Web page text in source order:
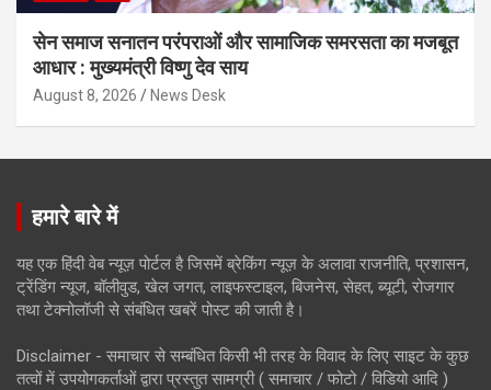
सेन समाज सनातन परंपराओं और सामाजिक समरसता का मजबूत
आधार : मुख्यमंत्री विष्णु देव साय
August 8, 2026 News Desk
हमारे बारे में
यह एक हिंदी वेब न्यूज़ पोर्टल है जिसमें ब्रेकिंग न्यूज़ के अलावा राजनीति, प्रशासन,
ट्रेंडिंग न्यूज, बॉलीवुड, खेल जगत, लाइफस्टाइल, बिजनेस, सेहत, ब्यूटी, रोजगार
तथा टेक्नोलॉजी से संबंधित खबरें पोस्ट की जाती है।
Disclaimer - समाचार से सम्बंधित किसी भी तरह के विवाद के लिए साइट के कुछ
तत्वों में उपयोगकर्ताओं द्वारा प्रस्तुत सामग्री ( समाचार / फोटो / विडियो आदि )